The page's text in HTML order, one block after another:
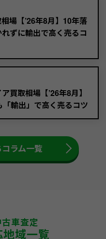
場【’26年8月】10年落
ずに輸出で高く売るコ
買取相場【’26年8月】
「輸出」で高く売るコツ
ラム一覧
車査定
域一覧